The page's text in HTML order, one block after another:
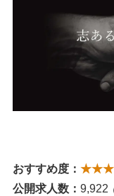
おすすめ度：
公開求人数： 9,922